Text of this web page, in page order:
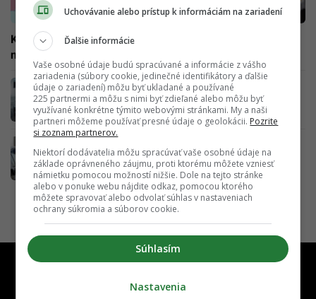
Karta sa obrátila. Nafta je konečne lacnejšia ako benzín,
no neveští to nič dobré
Čo všetko sa mení pre motoristov: Jazdenky
zlacnejú, no dôležitá vec ide hore
Vydesila ich SMS o pohonných hmotách
Uchovávanie alebo prístup k informáciám na zariadení
Ďalšie informácie
Vaše osobné údaje budú spracúvané a informácie z vášho
zariadenia (súbory cookie, jedinečné identifikátory a ďalšie
údaje o zariadení) môžu byť ukladané a používané
225 partnermi a môžu s nimi byť zdieľané alebo môžu byť
využívané konkrétne týmito webovými stránkami. My a naši
partneri môžeme používať presné údaje o geolokácii. Pozrite
si zoznam partnerov.
Niektorí dodávatelia môžu spracúvať vaše osobné údaje na
základe oprávneného záujmu, proti ktorému môžete vzniesť
námietku pomocou možností nižšie. Dole na tejto stránke
alebo v ponuke webu nájdite odkaz, pomocou ktorého
môžete spravovať alebo odvolať súhlas v nastaveniach
ochrany súkromia a súborov cookie.
Súhlasím
Nastavenia